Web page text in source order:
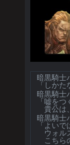
暗黒騎士
「しか
暗黒騎士
「嘘を
貴公は
暗黒騎士
「よいで
ウォル
こちら